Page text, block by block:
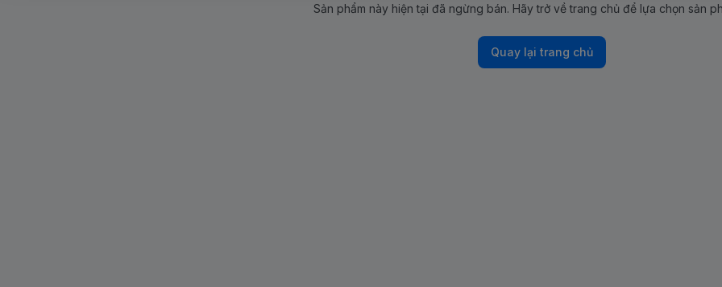
Sản phẩm này hiện tại đã ngừng bán. Hãy trở về trang chủ để lựa chọn sản
Quay lại trang chủ